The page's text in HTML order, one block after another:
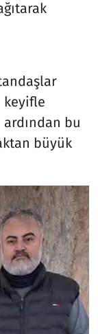
keyifle
ardından bu
büyük